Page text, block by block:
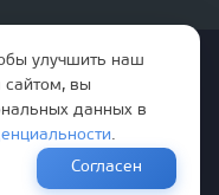
дверей
улучшить наш
сайтом, вы
данных в
.
Согласен